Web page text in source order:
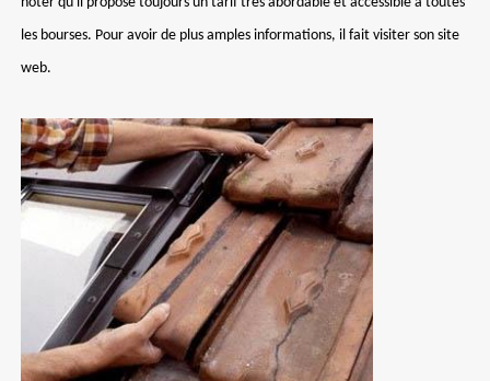
les bourses. Pour avoir de plus amples informations, il fait visiter son site
web.